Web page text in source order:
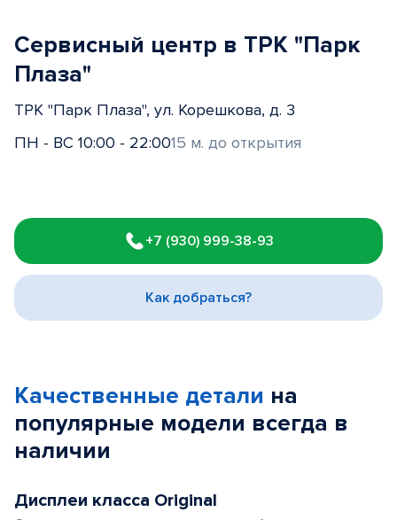
Сервисный центр в ТРК "Парк
Плаза"
ТРК "Парк Плаза", ул. Корешкова, д. 3
ПН - ВС 10:00 - 22:0015 м. до открытия
1
of
3
+7 (930) 999-38-93
Как добраться?
Качественные детали на
популярные модели всегда в
наличии
Дисплеи класса Original